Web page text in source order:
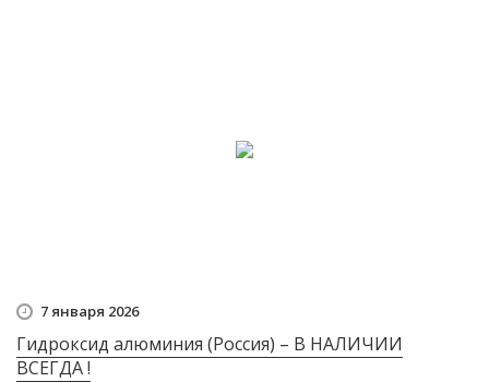
7 января 2026
Гидроксид алюминия (Россия) – В НАЛИЧИИ
ВСЕГДА !